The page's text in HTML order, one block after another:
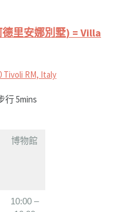
德里安娜別墅) = Villa
Tivoli RM, Italy
行 5mins
博物館
10:00 –